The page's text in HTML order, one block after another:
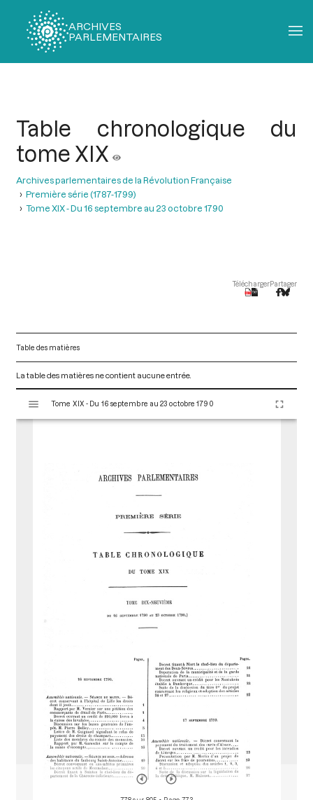
ARCHIVES
PARLEMENTAIRES
Table chronologique du
tome XIX
Archives parlementaires de la Révolution Française
Première série (1787-1799)
Tome XIX - Du 16 septembre au 23 octobre 1790
TéléchargerPartager
Table des matières
La table des matières ne contient aucune entrée.
s
Tome XIX - Du 16 septembre au 23 octobre 1790